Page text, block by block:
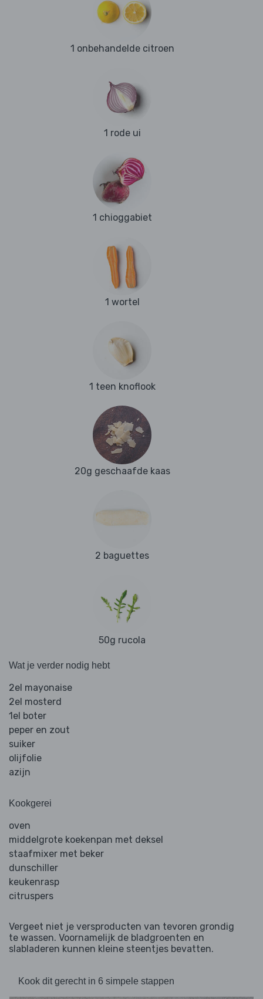
1 onbehandelde citroen
1 rode ui
1 chioggabiet
1 wortel
1 teen knoflook
20g geschaafde kaas
2 baguettes
50g rucola
Wat je verder nodig hebt
2el mayonaise
2el mosterd
1el boter
peper en zout
suiker
olijfolie
azijn
Kookgerei
oven
middelgrote koekenpan met deksel
staafmixer met beker
dunschiller
keukenrasp
citruspers
Vergeet niet je versproducten van tevoren grondig
te wassen. Voornamelijk de bladgroenten en
slabladeren kunnen kleine steentjes bevatten.
Kook dit gerecht in 6 simpele stappen